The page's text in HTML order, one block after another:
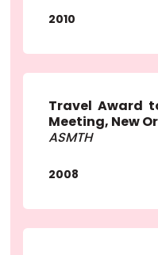
2010
Travel Award
Meeting, New
ASMTH
2008